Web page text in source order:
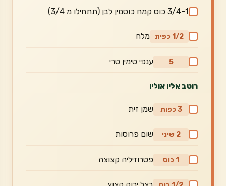
3/4-1 כוס קמח כוסמין לבן (תתחילו מ 3/4)
1/2 כפית מלח
5 ענפי טימין טרי
רוטב אליו אוליו
3 כפות שמן זית
2 שיני שום פרוסות
1 כוס פטרוזיליה קצוצה